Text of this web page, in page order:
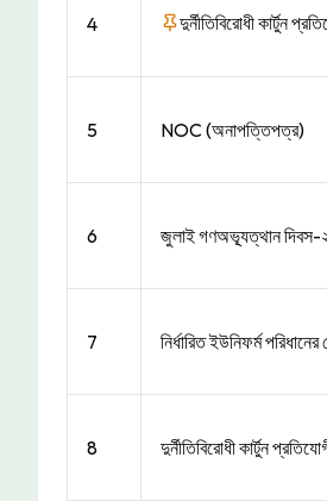
4 দুর্নীতিবিরোধী কার্টুন
5 NOC (অনাপত্তিপত্র)
6 জুলাই গণঅভ্যূত্থান দিবস-
7 নির্ধারিত ইউনিফর্ম
8 দুর্নীতিবিরোধী কার্টুন